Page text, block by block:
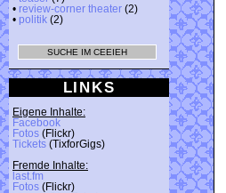
• review-corner theater (2)
• politik (2)
LINKS
Eigene Inhalte:
Facebook
Fotos (Flickr)
Tickets (TixforGigs)
Fremde Inhalte:
last.fm
Fotos (Flickr)